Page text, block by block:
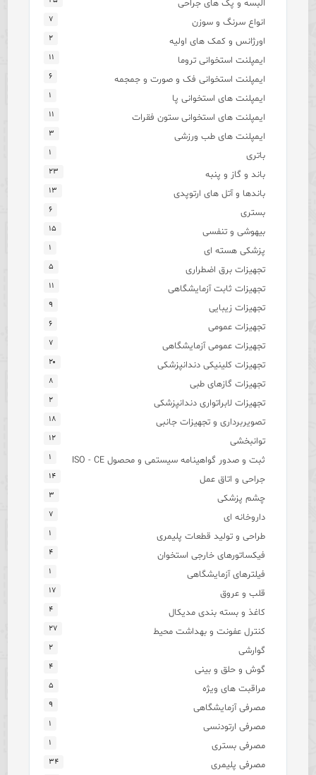
البسه و پک های جراحی
انواع سرنگ و سوزن ۷
اورژانس و کمک های اولیه ۲
ایمپلنت استخوانی تروما ۱۱
ایمپلنت استخوانی فک و صورت و جمجمه ۶
ایمپلنت های استخوانی پا ۱
ایمپلنت های استخوانی ستون فقرات ۱۱
ایمپلنت های طب ورزشی ۳
باتری ۱
باند و گاز و پنبه ۲۳
باندها و آتل های ارتوپدی ۱۳
بستری ۶
بیهوشی و تنفسی ۱۵
پزشکی هسته ای ۱
تجهیزات برق اضطراری ۵
تجهیزات ثابت آزمایشگاهی ۱۱
تجهیزات زیبایی ۹
تجهیزات عمومی ۶
تجهیزات عمومی آزمایشگاهی ۷
تجهیزات کلینیکی دندانپزشکی ۲۰
تجهیزات گازهای طبی ۸
تجهیزات لابراتواری دندانپزشکی ۲
تصویربرداری و تجهیزات جانبی ۱۸
توانبخشی ۱۲
ثبت و صدور گواهینامه سیستمی و محصول ISO - CE ۱
جراحی و اتاق عمل ۱۴
چشم پزشکی ۳
داروخانه ای ۷
طراحی و تولید قطعات پلیمری ۱
فیکساتورهای خارجی استخوان ۴
فیلترهای آزمایشگاهی ۱
قلب و عروق ۱۷
کاغذ و بسته بندی مدیکال ۴
کنترل عفونت و بهداشت محیط ۲۷
گوارشی ۲
گوش و حلق و بینی ۴
مراقبت های ویژه ۵
مصرفی آزمایشگاهی ۹
مصرفی ارتودنسی ۱
مصرفی بستری ۱
مصرفی پلیمری ۳۴